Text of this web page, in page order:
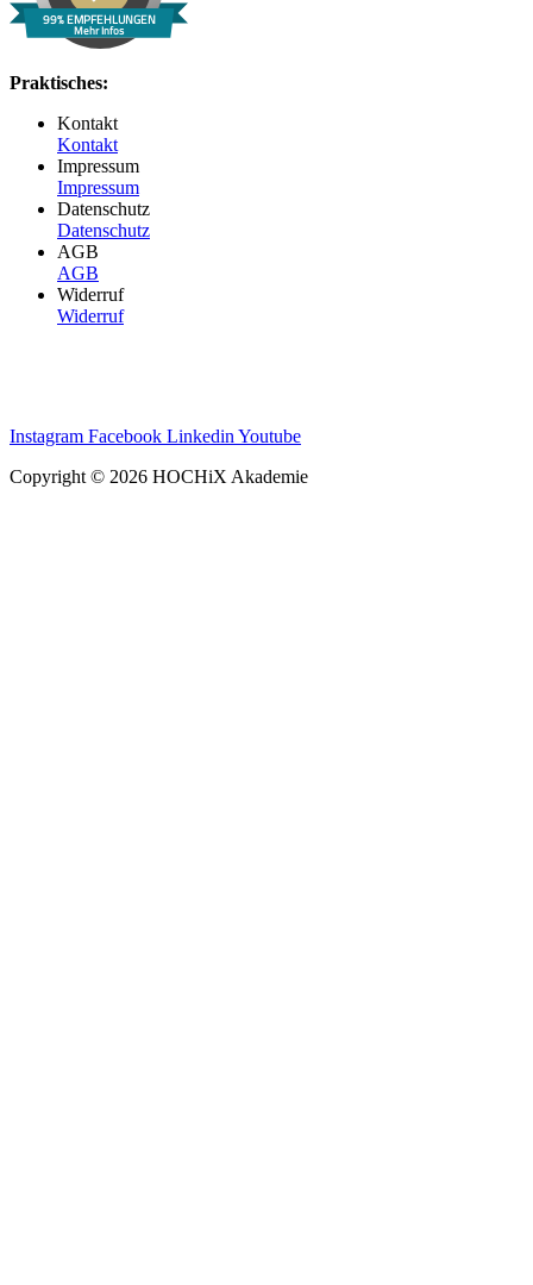
99% EMPFEHLUNGEN
Mehr Infos
Praktisches:
Kontakt
Kontakt
Impressum
Impressum
Datenschutz
Datenschutz
AGB
AGB
Widerruf
Widerruf
Instagram Facebook LinkedinYoutube
Copyright © 2026 HOCHiX Akademie